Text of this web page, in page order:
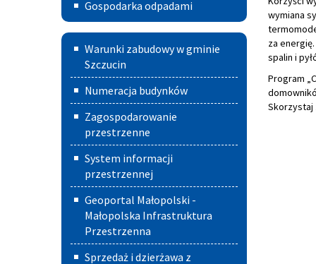
odpadami
Gospodarka odpadami
Warunki
zabudowy
w
Gminie
Szczucin
Warunki zabudowy w gminie
Szczucin
Numeracja budynków
Zagospodarowanie
przestrzenne
System informacji
przestrzennej
Geoportal Małopolski -
Małopolska Infrastruktura
Przestrzenna
Sprzedaż i dzierżawa z
wymiana
za
spalin i
Program
Skorzystaj